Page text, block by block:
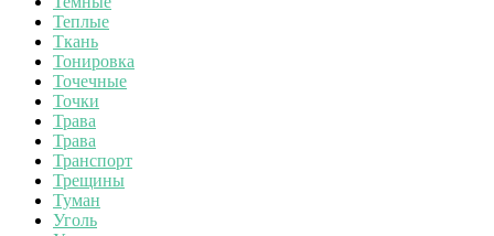
Теплые
Ткань
Тонировка
Точечные
Точки
Трава
Трава
Транспорт
Трещины
Туман
Уголь